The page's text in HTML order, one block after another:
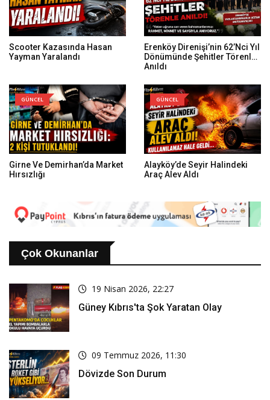
Scooter Kazasında Hasan
Yayman Yaralandı
Erenköy Direnişi’nin 62’nci Yıl
Dönümünde Şehitler Törenle
Anıldı
GÜNCEL
Girne Ve Demirhan’da Market
Hırsızlığı
GÜNCEL
Alayköy’de Seyir Halindeki
Araç Alev Aldı
Çok Okunanlar
19 Nisan 2026, 22:27
Güney Kıbrıs'ta Şok Yaratan Olay
09 Temmuz 2026, 11:30
Dövizde Son Durum